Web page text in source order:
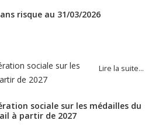
risque au 31/03/2026
Lire la suite…
sociale sur les médailles du
à partir de 2027